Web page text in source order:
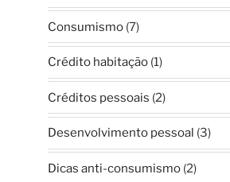
Consumismo(7)
Crédito habitação(1)
Créditos pessoais (2)
Desenvolvimento pessoal (3)
Dicas anti-consumismo(2)